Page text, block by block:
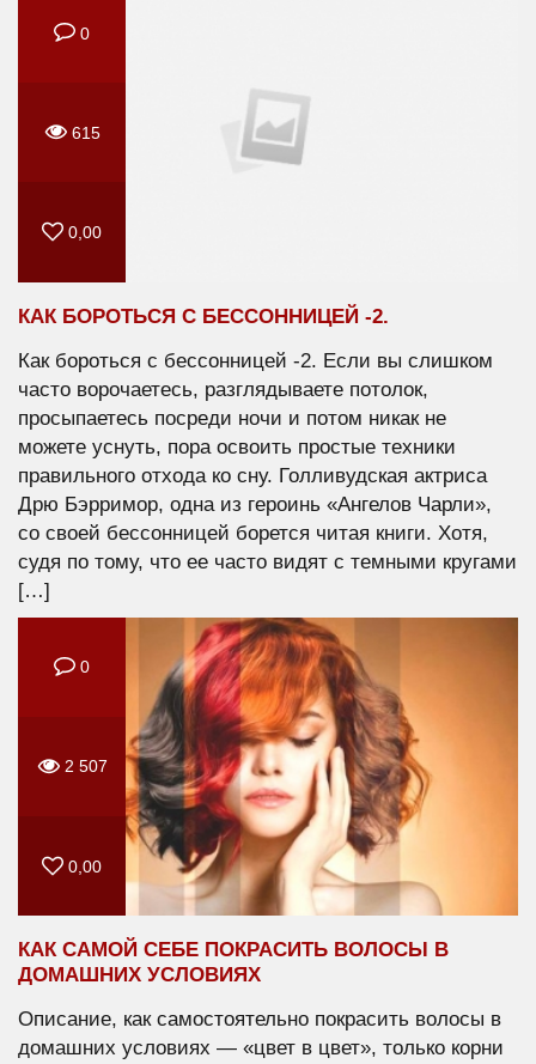
0
615
0,00
КАК БОРОТЬСЯ С БЕССОННИЦЕЙ -2.
Как бороться с бессонницей -2. Если вы слишком
часто ворочаетесь, разглядываете потолок,
просыпаетесь посреди ночи и потом никак не
можете уснуть, пора освоить простые техники
правильного отхода ко сну. Голливудская актриса
Дрю Бэрримор, одна из героинь «Ангелов Чарли»,
со своей бессонницей борется читая книги. Хотя,
судя по тому, что ее часто видят с темными кругами
[…]
0
2 507
0,00
КАК САМОЙ СЕБЕ ПОКРАСИТЬ ВОЛОСЫ В
ДОМАШНИХ УСЛОВИЯХ
Описание, как самостоятельно покрасить волосы в
домашних условиях — «цвет в цвет», только корни